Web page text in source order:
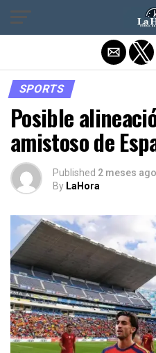
SPORTS
Posible
amistoso de
Published 2 meses ago
By LaHora
Salir de la